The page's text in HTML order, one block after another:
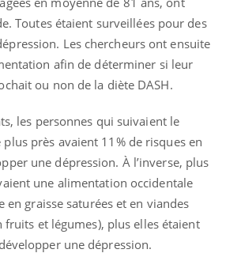
Toutes étaient surveillées pour des
Les chercheurs ont ensuite
afin de déterminer si leur
ou non de la diète DASH.
les personnes qui suivaient le
plus près avaient 11% de risques en
une dépression. À l’inverse, plus
une alimentation occidentale
en graisse saturées et en viandes
fruits et légumes), plus elles étaient
une dépression.